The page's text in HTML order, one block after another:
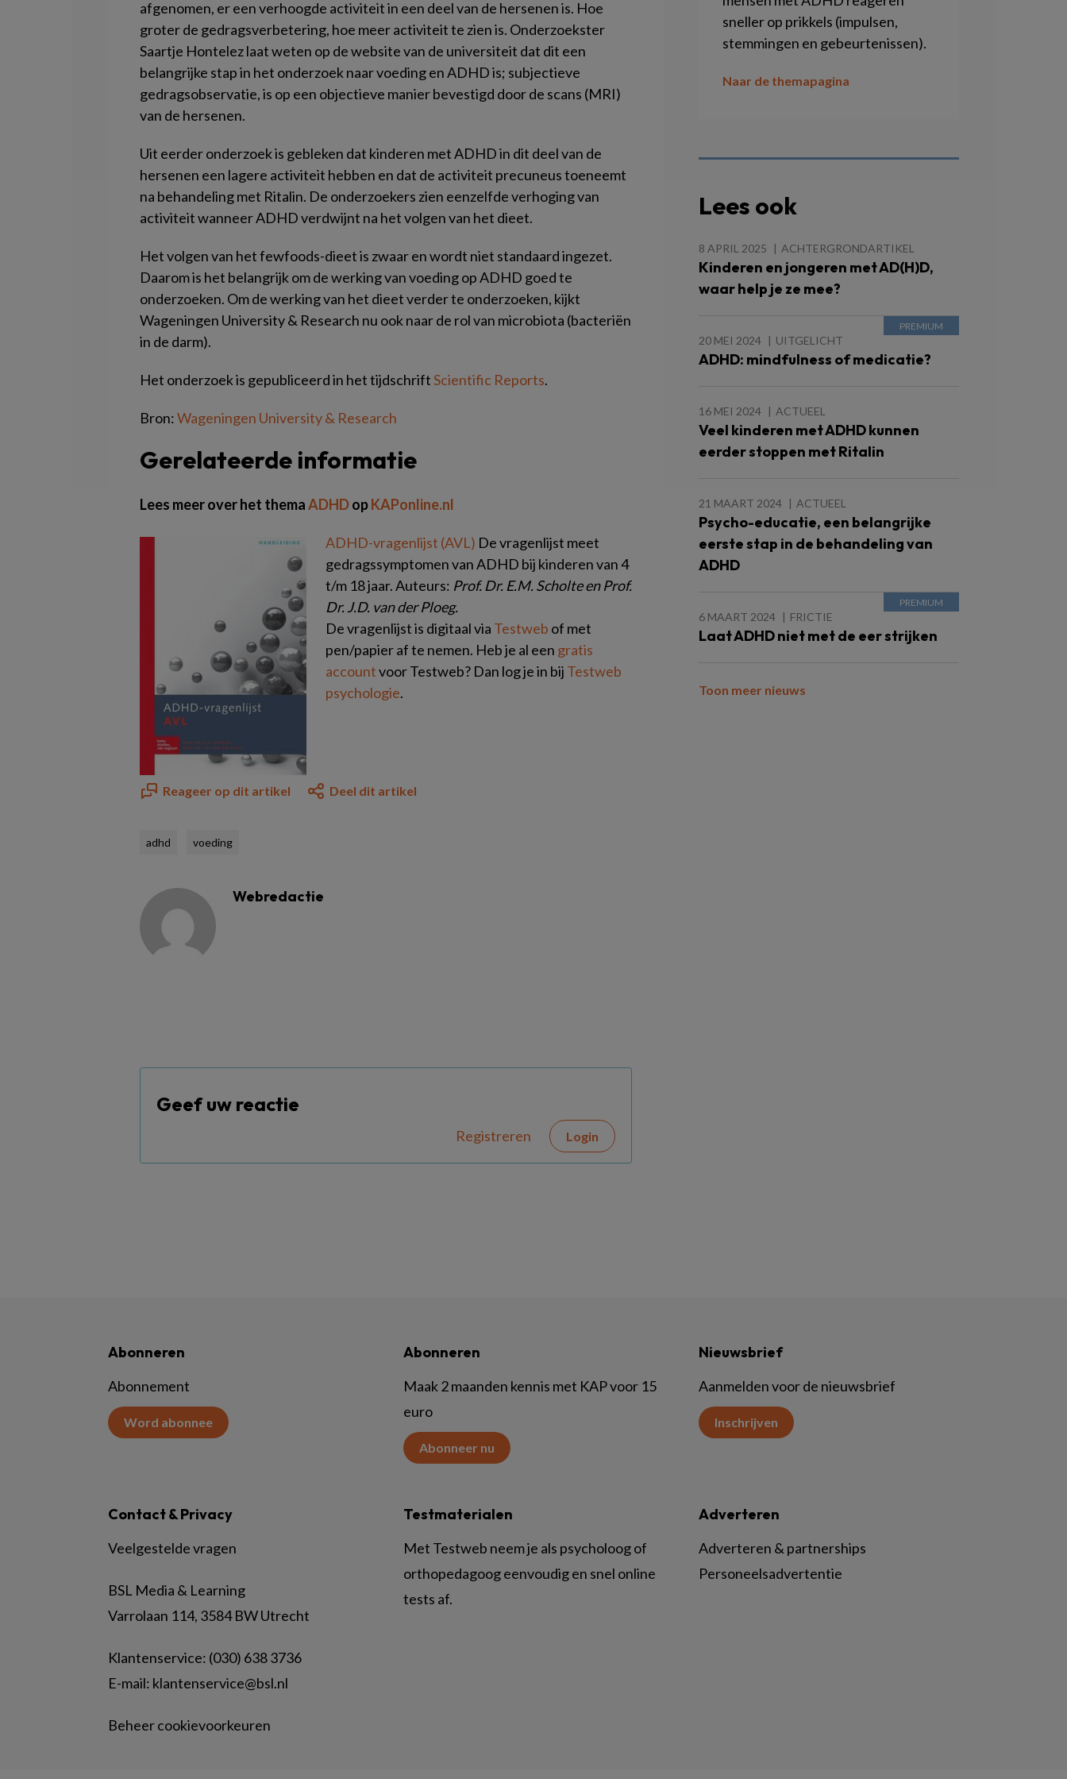
afgenomen, er een verhoogde activiteit in een deel van de hersenen is. Hoe
groter de gedragsverbetering, hoe meer activiteit te zien is. Onderzoekster
Saartje Hontelez laat weten op de website van de universiteit dat dit een
belangrijke stap in het onderzoek naar voeding en ADHD is; subjectieve
gedragsobservatie, is op een objectieve manier bevestigd door de scans (MRI)
van de hersenen.
Uit eerder onderzoek is gebleken dat kinderen met ADHD in dit deel van de
hersenen een lagere activiteit hebben en dat de activiteit precuneus toeneemt
na behandeling met Ritalin. De onderzoekers zien eenzelfde verhoging van
activiteit wanneer ADHD verdwijnt na het volgen van het dieet.
Het volgen van het fewfoods-dieet is zwaar en wordt niet standaard ingezet.
Daarom is het belangrijk om de werking van voeding op ADHD goed te
onderzoeken. Om de werking van het dieet verder te onderzoeken, kijkt
Wageningen University & Research nu ook naar de rol van microbiota (bacteriën
in de darm).
Het onderzoek is gepubliceerd in het tijdschriftScientific Reports.
Bron:Wageningen University & Research
Gerelateerde informatie
Lees meer over het themaADHDopKAPonline.nl
ADHD-vragenlijst (AVL) De vragenlijst meet
gedragssymptomen van ADHD bij kinderen van 4
t/m 18 jaar. Auteurs: Prof. Dr. E.M. Scholte en Prof.
Dr. J.D. van der Ploeg.
De vragenlijst is digitaal via Testweb of met
pen/papier af te nemen. Heb je al een gratis
accountvoor Testweb? Dan log je in bij Testweb
psychologie.
Reageer op dit artikel Deel dit artikel
adhd voeding
Webredactie
Geef uw reactie
Registreren Login
sneller op prikkels (impulsen,
stemmingen en gebeurtenissen).
Naar de themapagina
Lees ook
8 APRIL 2025 ACHTERGRONDARTIKEL
Kinderen en jongeren met AD(H)D,
waar help je ze mee?
20 MEI 2024 UITGELICHT
ADHD: mindfulness of medicatie?
16 MEI 2024 ACTUEEL
Veel kinderen met ADHD kunnen
eerder stoppen met Ritalin
21 MAART 2024 ACTUEEL
Psycho-educatie, een belangrijke
eerste stap in de behandeling van
ADHD
6 MAART 2024 FRICTIE
Laat ADHD niet met de eer strijken
Toon meer nieuws
Abonneren
Abonnement
Word abonnee
Abonneren
Maak 2 maanden kennis met KAP voor 15
euro
Abonneer nu
Nieuwsbrief
Aanmelden voor de nieuwsbrief
Inschrijven
Contact & Privacy
Veelgestelde vragen
BSL Media & Learning
Varrolaan 114, 3584 BW Utrecht
Klantenservice: (030) 638 3736
E-mail: klantenservice@bsl.nl
Beheer cookievoorkeuren
Testmaterialen
Met Testweb neem je als psycholoog of
orthopedagoog eenvoudig en snel online
tests af.
Adverteren
Adverteren & partnerships
Personeelsadvertentie